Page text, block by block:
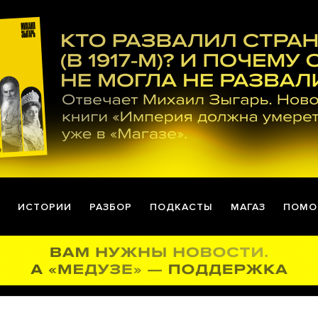
ИСТОРИИ РАЗБОР ПОДКАСТЫ МАГАЗ